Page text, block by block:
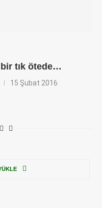
tık ötede…
15 Şubat 2016